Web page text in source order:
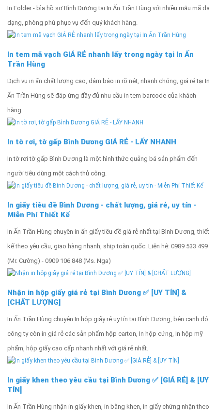
In Folder - bìa hồ sơ Bình Dương tại In Ấn Trần Hùng với nhiều mẫu mã đa
dạng, phòng phú phục vụ đến quý khách hàng.
In tem mã vạch GIÁ RẺ nhanh lấy trong ngày tại In Ấn
Trần Hùng
Dịch vụ in ấn chất lượng cao, đảm bảo in rõ nét, nhanh chóng, giá rẻ tại In
Ấn Trần Hùng sẽ đáp ứng đầy đủ nhu cầu in tem barcode của khách
hàng.
In tờ rơi, tờ gấp Bình Dương GIÁ RẺ - LẤY NHANH
In tờ rơi tờ gấp Bình Dương là một hình thức quảng bá sản phẩm đến
người tiêu dùng một cách thủ công.
In giấy tiêu đề Bình Dương - chất lượng, giá rẻ, uy tín -
Miễn Phí Thiết Kế
In Ấn Trần Hùng chuyên in ấn giấy tiêu đề giá rẻ nhất tại Bình Dương, thiết
kế theo yêu cầu, giao hàng nhanh, ship toàn quốc. Liên hệ: 0989 533 499
(Mr. Cường) - 0909 106 848 (Ms. Nga)
Nhận in hộp giấy giá rẻ tại Bình Dương ✅ [UY TÍN] &
[CHẤT LƯỢNG]
In Ấn Trần Hùng chuyên In hộp giấy rẻ uy tín tại Bình Dương, bên cạnh đó
công ty còn in giá rẻ các sản phẩm hộp carton, In hộp cứng, In hộp mỹ
phẩm, hộp giấy cao cấp nhanh nhất với giá rẻ nhất.
In giấy khen theo yêu cầu tại Bình Dương ✅ [GIÁ RẺ] & [UY
TÍN]
In Ấn Trần Hùng nhận in giấy khen, in bằng khen, in giấy chứng nhận theo